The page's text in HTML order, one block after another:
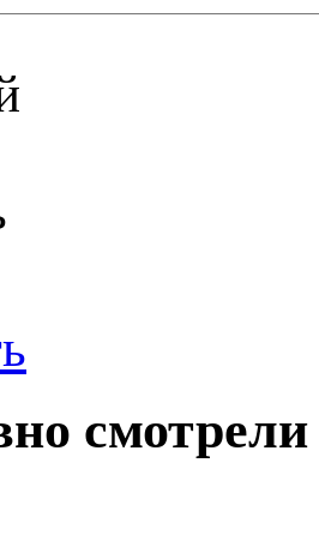
смотрели